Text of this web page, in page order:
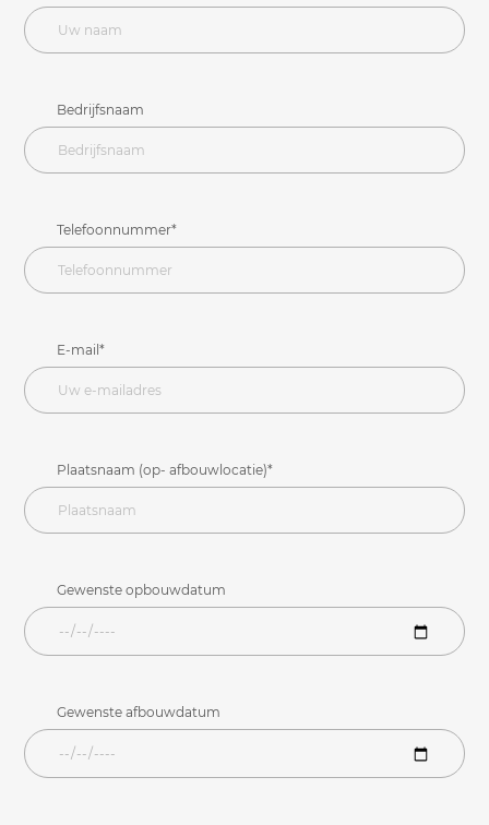
Bedrijfsnaam
Telefoonnummer*
E-mail*
Plaatsnaam (op- afbouwlocatie)*
Gewenste opbouwdatum
Gewenste afbouwdatum